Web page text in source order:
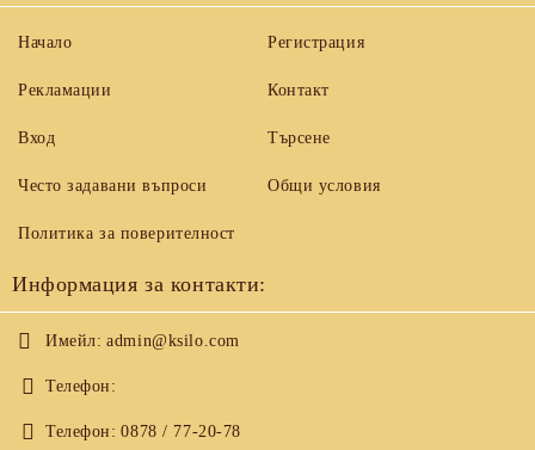
Начало
Рекламации
Вход
Често задавани въпроси
Регистрация
Контакт
Търсене
Общи условия
Политика за поверителност
Информация за контакти:
Имейл: admin@ksilo.com
Телефон:
Телефон: 0878 / 77-20-78